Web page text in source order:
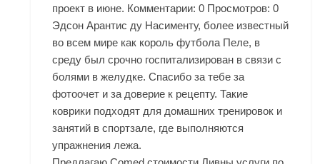
проект в июне. Комментарии: 0 Просмотров: 0
Эдсон Арантис ду Насименту, более известный
во всем мире как король футбола Пеле, в
среду был срочно госпитализирован в связи с
болями в желудке. Спасибо за тебе за
фотоочет и за доверие к рецепту. Такие
коврики подходят для домашних тренировок и
занятий в спортзале, где выполняются
упражнения лежа.